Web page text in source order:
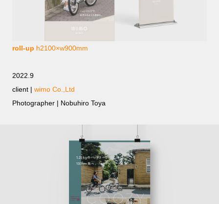
roll-up h2100×w900mm
2022.9
client | wimo Co.,Ltd
Photographer | Nobuhiro Toya